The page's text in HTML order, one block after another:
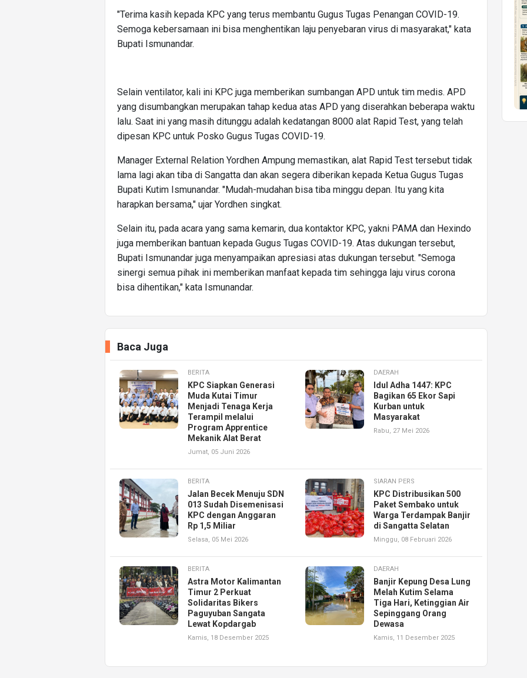
"Terima kasih kepada KPC yang terus membantu Gugus Tugas Penangan COVID-19.
Semoga kebersamaan ini bisa menghentikan laju penyebaran virus di masyarakat," kata
Bupati Ismunandar.
Selain ventilator, kali ini KPC juga memberikan sumbangan APD untuk tim medis. APD
yang disumbangkan merupakan tahap kedua atas APD yang diserahkan beberapa waktu
lalu. Saat ini yang masih ditunggu adalah kedatangan 8000 alat Rapid Test, yang telah
dipesan KPC untuk Posko Gugus Tugas COVID-19.
Manager External Relation Yordhen Ampung memastikan, alat Rapid Test tersebut tidak
lama lagi akan tiba di Sangatta dan akan segera diberikan kepada Ketua Gugus Tugas
Bupati Kutim Ismunandar. "Mudah-mudahan bisa tiba minggu depan. Itu yang kita
harapkan bersama," ujar Yordhen singkat.
Selain itu, pada acara yang sama kemarin, dua kontaktor KPC, yakni PAMA dan Hexindo
juga memberikan bantuan kepada Gugus Tugas COVID-19. Atas dukungan tersebut,
Bupati Ismunandar juga menyampaikan apresiasi atas dukungan tersebut. "Semoga
sinergi semua pihak ini memberikan manfaat kepada tim sehingga laju virus corona
bisa dihentikan," kata Ismunandar.
Baca Juga
BERITA
KPC Siapkan Generasi
Muda Kutai Timur
Menjadi Tenaga Kerja
Terampil melalui
Program Apprentice
Mekanik Alat Berat
Jumat, 05 Juni 2026
DAERAH
Idul Adha 1447: KPC
Bagikan 65 Ekor Sapi
Kurban untuk
Masyarakat
Rabu, 27 Mei 2026
BERITA
Jalan Becek Menuju SDN
013 Sudah Disemenisasi
KPC dengan Anggaran
Rp 1,5 Miliar
Selasa, 05 Mei 2026
SIARAN PERS
KPC Distribusikan 500
Paket Sembako untuk
Warga Terdampak Banjir
di Sangatta Selatan
Minggu, 08 Februari 2026
BERITA
Astra Motor Kalimantan
Timur 2 Perkuat
Solidaritas Bikers
Paguyuban Sangata
Lewat Kopdargab
Kamis, 18 Desember 2025
DAERAH
Banjir Kepung Desa Lung
Melah Kutim Selama
Tiga Hari, Ketinggian Air
Sepinggang Orang
Dewasa
Kamis, 11 Desember 2025